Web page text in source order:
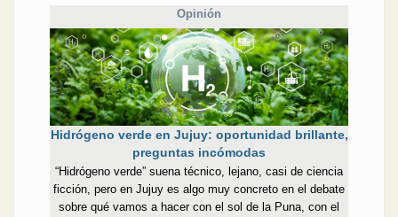
Opinión
Hidrógeno verde en Jujuy: oportunidad brillante,
preguntas incómodas
“Hidrógeno verde” suena técnico, lejano, casi de ciencia
ficción, pero en Jujuy es algo muy concreto en el debate
sobre qué vamos a hacer con el sol de la Puna, con el